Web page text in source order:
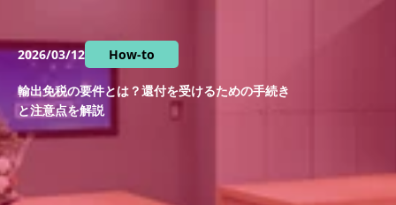
2026/03/12 How-to
輸出免税の要件とは？還付を受けるための手続き
と注意点を解説